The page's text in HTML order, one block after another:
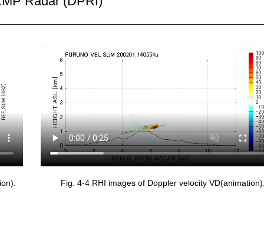
Fig. 4-4 RHI images of Doppler velocity